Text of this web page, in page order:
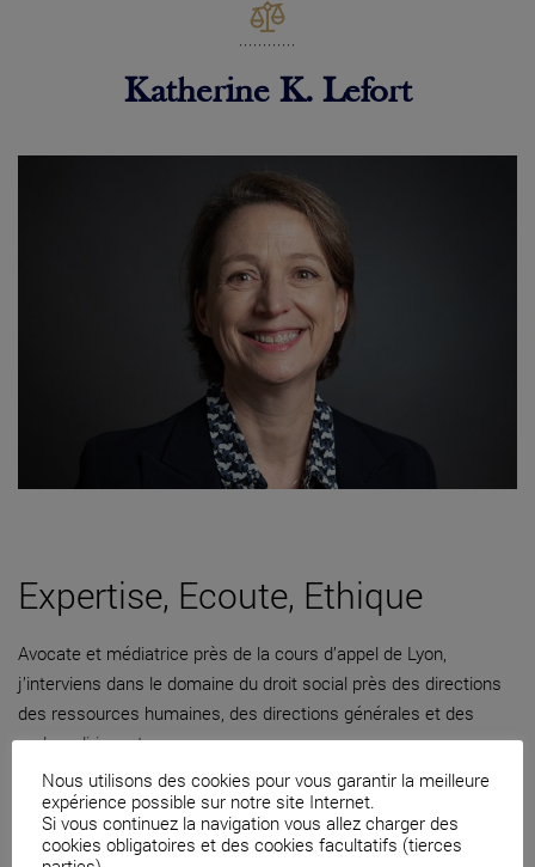
Katherine K. Lefort
Expertise, Ecoute, Ethique
Avocate et médiatrice près de la cours d’appel de Lyon,
j’interviens dans le domaine du droit social près des directions
des ressources humaines, des directions générales et des
cadres dirigeants.
04 82 53 71 51
Contacter par mail
Nous utilisons des cookies pour vous garantir la meilleure
expérience possible sur notre site Internet.
Si vous continuez la navigation vous allez charger des
cookies obligatoires et des cookies facultatifs (tierces